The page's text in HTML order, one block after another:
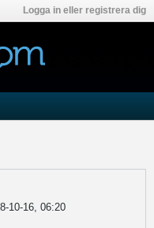
Logga in eller registrera dig
10-16, 06:20